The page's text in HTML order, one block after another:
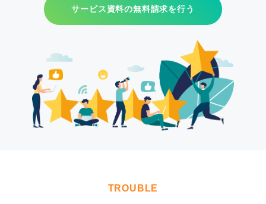
サービス資料の無料請求を行う
TROUBLE